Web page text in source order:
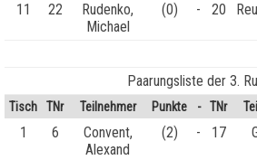
11 22
Rudenko,
Michael
(0) - 20
Paarungsliste der 3.
Tisch TNr Teilnehmer Punkte - TNr
1 6
Convent,
Alexand
(2) - 17